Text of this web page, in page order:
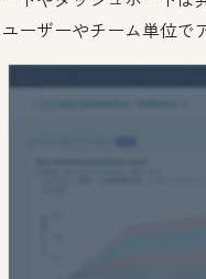
ユーザーやチーム単位で